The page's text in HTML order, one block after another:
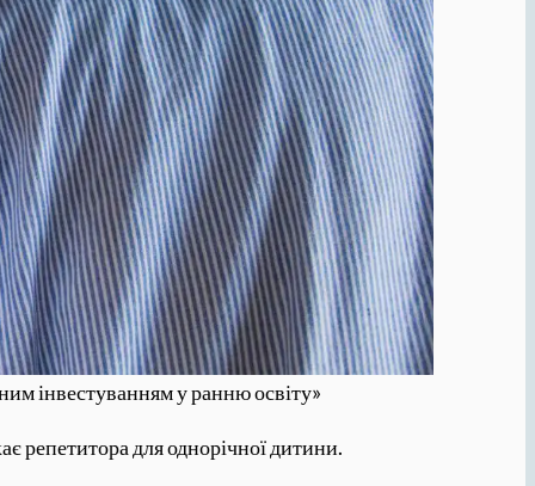
інвестуванням у ранню освіту»
репетитора для однорічної дитини.